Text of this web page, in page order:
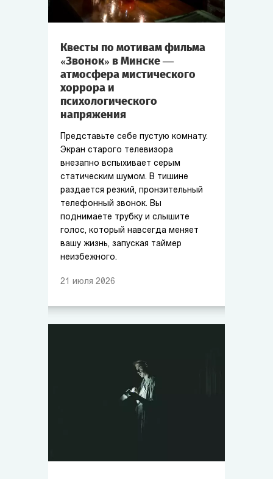
Квесты по мотивам фильма
«Звонок» в Минске —
атмосфера мистического
хоррора и
психологического
напряжения
Представьте себе пустую комнату.
Экран старого телевизора
внезапно вспыхивает серым
статическим шумом. В тишине
раздается резкий, пронзительный
телефонный звонок. Вы
поднимаете трубку и слышите
голос, который навсегда меняет
вашу жизнь, запуская таймер
неизбежного.
21 июля 2026